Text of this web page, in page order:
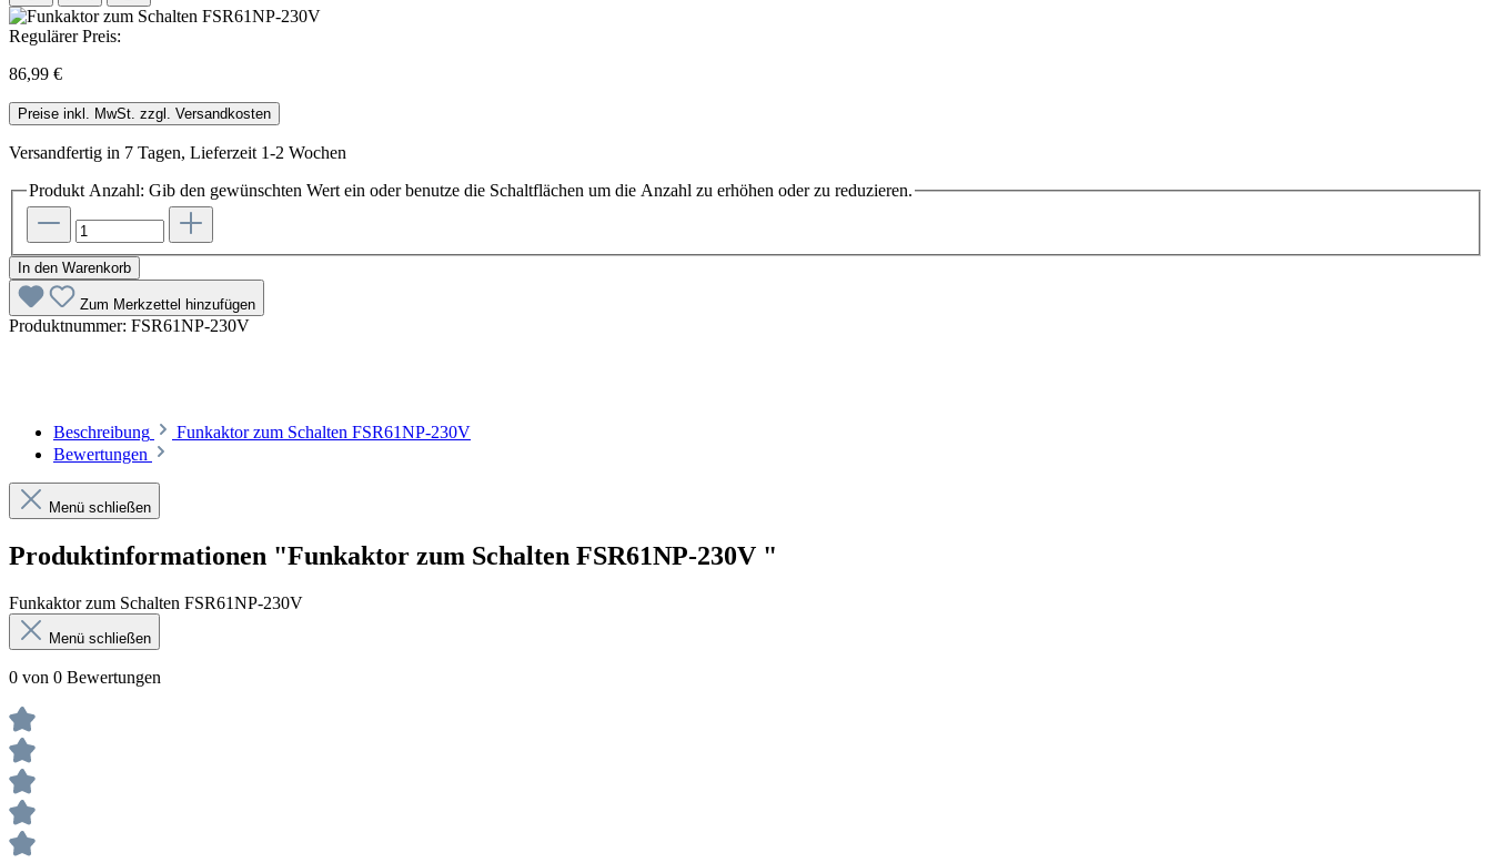
Regulärer Preis:
86,99 €
Preise inkl. MwSt. zzgl. Versandkosten
Versandfertig in 7 Tagen, Lieferzeit 1-2 Wochen
Produkt Anzahl: Gib den gewünschten Wert ein oder benutze die Schaltflächen um die Anzahl zu erhöhen oder zu reduzieren.
In den Warenkorb
Zum Merkzettel hinzufügen
Produktnummer: FSR61NP-230V
Beschreibung
Funkaktor zum Schalten FSR61NP-230V
Bewertungen
Menü schließen
Produktinformationen "Funkaktor zum Schalten FSR61NP-230V "
Funkaktor zum Schalten FSR61NP-230V
Menü schließen
0 von 0 Bewertungen